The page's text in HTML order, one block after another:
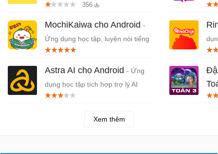
356
MochiKaiwa cho Android -
Ứng dụng học tập, luyện nói tiếng
Nhật
Astra AI cho Android - Ứng
dụng học tập tích hợp trợ lý AI
em
Xem thêm